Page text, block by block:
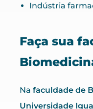
Indústria
Faça sua
Na faculdade de
Universidade